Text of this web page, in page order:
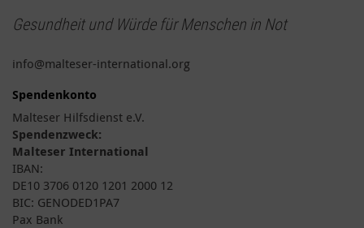
Gesundheit und Würde für Menschen in Not
info@malteser-international.org
Spendenkonto
Malteser Hilfsdienst e.V.
Spendenzweck:
Malteser International
IBAN:
DE10 3706 0120 1201 2000 12
BIC: GENODED1PA7
Pax Bank